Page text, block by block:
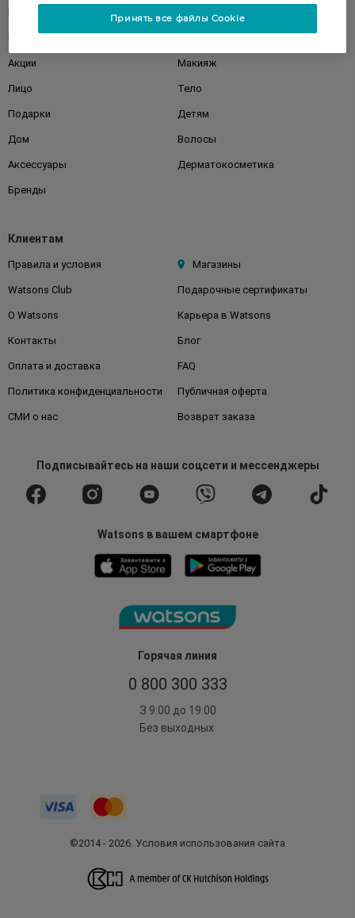
Горячая линия
0 800 300 333
З 9:00 до 19:00
Без выходных
Корейская косметика Мужчинам
Акции Макияж
Лицо Тело
Подарки Детям
Дом Волосы
Аксессуары Дерматокосметика
Бренды
Клиентам
Правила и условия Магазины
Watsons Club Подарочные сертификаты
О Watsons Карьера в Watsons
Контакты Блог
Оплата и доставка FAQ
Политика конфиденциальности Публичная оферта
СМИ о нас Возврат заказа
Подписывайтесьна наши соцсети и мессенджеры
Watsons в вашем смартфоне
©2014 - 2026. Условия использования сайта
Принять все файлы Cookie